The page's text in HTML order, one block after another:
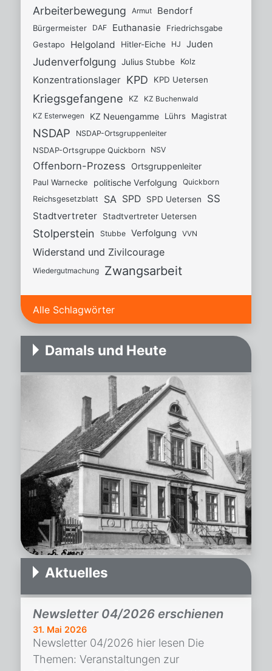
Arbeiterbewegung Armut Bendorf
Bürgermeister DAF Euthanasie
Friedrichsgabe
Gestapo
Helgoland Hitler-Eiche HJ Juden
Judenverfolgung Julius Stubbe Kolz
Konzentrationslager KPD KPD Uetersen
Kriegsgefangene KZ
KZ Buchenwald
KZ Esterwegen
KZ Neuengamme Lührs Magistrat
NSDAP
NSDAP-Ortsgruppenleiter
NSDAP-Ortsgruppe Quickborn
NSV
Offenborn-Prozess Ortsgruppenleiter
Paul Warnecke politische Verfolgung
Quickborn
Reichsgesetzblatt
SA SPD SPD Uetersen SS
Stadtvertreter Stadtvertreter Uetersen
Stolperstein Stubbe Verfolgung VVN
Widerstand und Zivilcourage
Wiedergutmachung Zwangsarbeit
Alle Schlagwörter
Damals und Heute
Aktuelles
Newsletter 04/2026 erschienen
31. Mai 2026
Newsletter 04/2026 hier lesen Die
Themen: Veranstaltungen zur